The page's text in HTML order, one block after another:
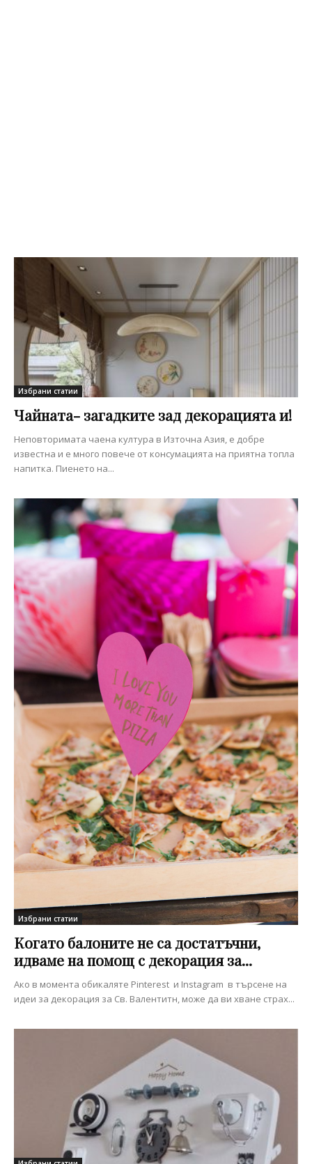
Избрани статии
Чайната- загадките зад декорацията и!
Неповторимата чаена култура в Източна Азия, е добре
известна и е много повече от консумацията на приятна топла
напитка. Пиенето на...
Избрани статии
Когато балоните не са достатъчни,
идваме на помощ с декорация за...
Ако в момента обикаляте Pinterest и Instagram в търсене на
идеи за декорация за Св. Валентитн, може да ви хване страх...